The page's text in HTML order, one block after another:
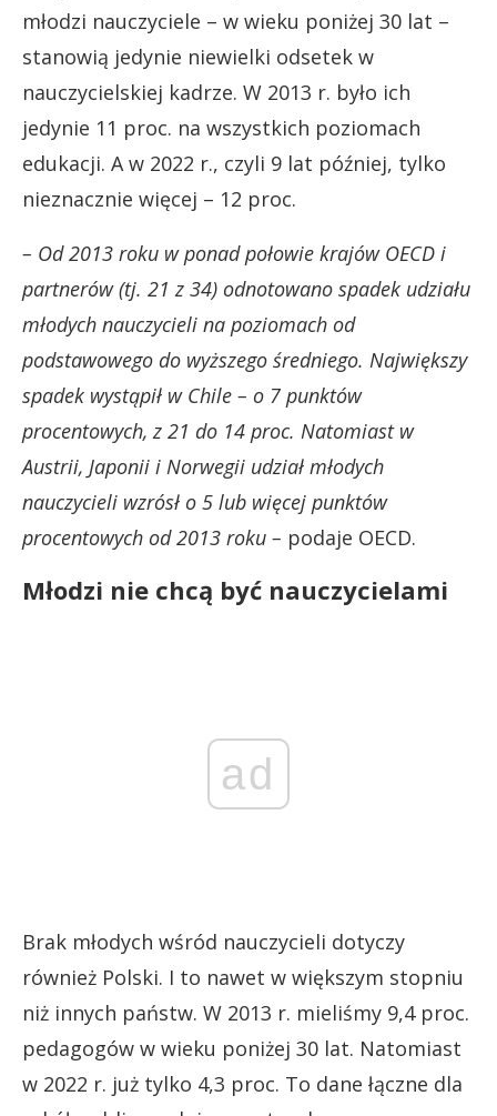
młodzi nauczyciele – w wieku poniżej 30 lat –
stanowią jedynie niewielki odsetek w
nauczycielskiej kadrze. W 2013 r. było ich
jedynie 11 proc. na wszystkich poziomach
edukacji. A w 2022 r., czyli 9 lat później, tylko
nieznacznie więcej – 12 proc.
– Od 2013 roku w ponad połowie krajów OECD i
partnerów (tj. 21 z 34) odnotowano spadek udziału
młodych nauczycieli na poziomach od
podstawowego do wyższego średniego. Największy
spadek wystąpił w Chile – o 7 punktów
procentowych, z 21 do 14 proc. Natomiast w
Austrii, Japonii i Norwegii udział młodych
nauczycieli wzrósł o 5 lub więcej punktów
procentowych od 2013 roku – podaje OECD.
Młodzi nie chcą być nauczycielami
ad
Brak młodych wśród nauczycieli dotyczy
również Polski. I to nawet w większym stopniu
niż innych państw. W 2013 r. mieliśmy 9,4 proc.
pedagogów w wieku poniżej 30 lat. Natomiast
w 2022 r. już tylko 4,3 proc. To dane łączne dla